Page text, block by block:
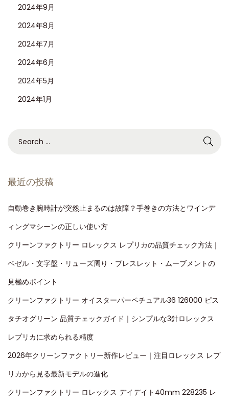
2024年9月
2024年8月
2024年7月
2024年6月
2024年5月
2024年1月
最近の投稿
自動巻き腕時計が突然止まるのは故障？手巻きの方法とワインデ
ィングマシーンの正しい使い方
クリーンファクトリー ロレックス レプリカの品質チェック方法｜
ベゼル・文字盤・リューズ周り・ブレスレット・ムーブメントの
見極めポイント
クリーンファクトリー オイスターパーペチュアル36 126000 ピス
タチオグリーン 品質チェックガイド｜シンプルな3針ロレックス
レプリカに求められる精度
2026年クリーンファクトリー新作レビュー｜注目ロレックス レプ
リカから見る最新モデルの進化
クリーンファクトリー ロレックス デイデイト40mm 228235 レ